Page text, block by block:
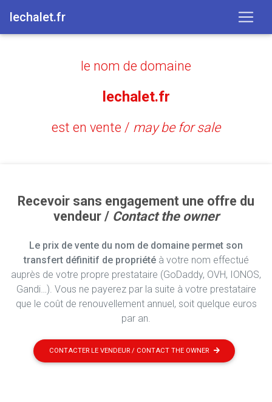
lechalet.fr
le nom de domaine
lechalet.fr
est en vente / may be for sale
Recevoir sans engagement une offre du
vendeur / Contact the owner
Le prix de vente du nom de domaine permet son
transfert définitif de propriétéà votre nom effectué
auprès de votre propre prestataire (GoDaddy, OVH, IONOS,
Gandi…). Vous ne payerez par la suite à votre prestataire
que le coût de renouvellement annuel, soit quelque euros
par an.
CONTACTER LE VENDEUR / CONTACT THE OWNER